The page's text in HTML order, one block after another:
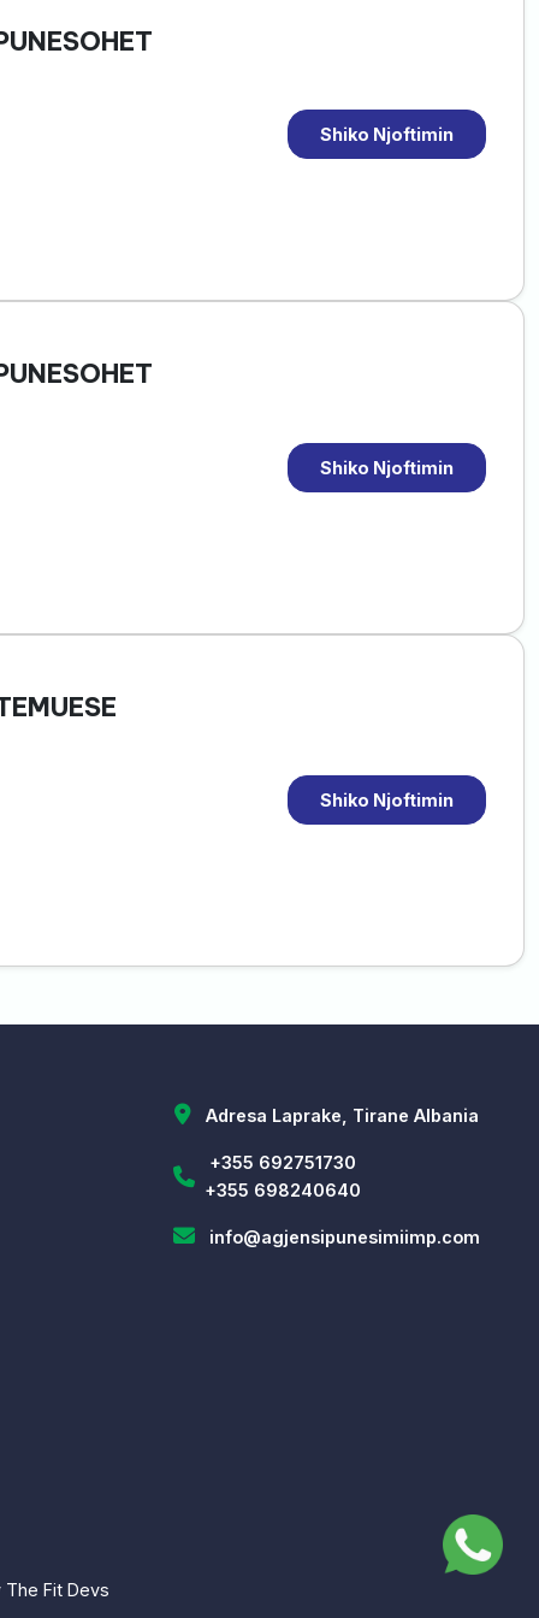
Shiko Njoftimin
Shiko Njoftimin
Shiko Njoftimin
Adresa Laprake, Tirane Albania
+355 692751730
+355 698240640
info@agjensipunesimiimp.com
The Fit Devs